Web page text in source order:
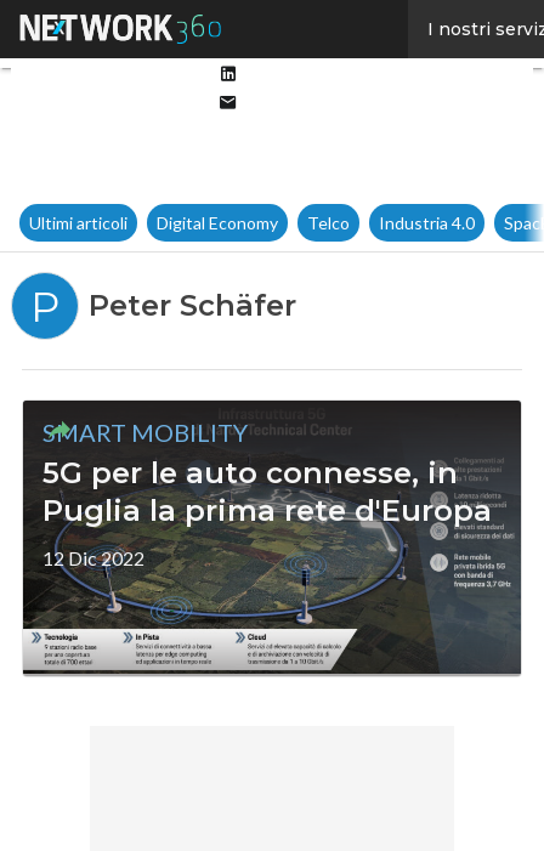
I nostri
Ultimi articoli Digital Economy Telco Industria 4.0
P Peter Schäfer
SMART MOBILITY
5G per le auto connesse, in
Puglia la prima rete d'Europa
12 Dic 2022